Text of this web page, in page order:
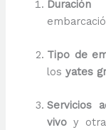
Tipo de
losyates
Servicios
vivo y